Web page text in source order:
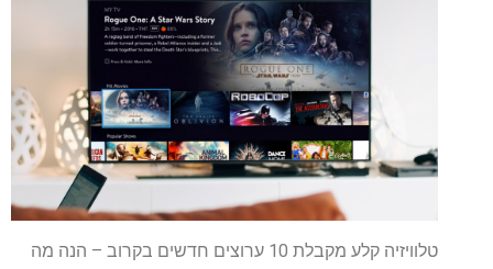
טלוויזיה קלע מקבלת 10 ערוצים חדשים בקרוב – הנה מה